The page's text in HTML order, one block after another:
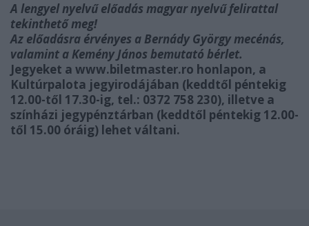
A lengyel nyelvű előadás magyar nyelvű felirattal
tekinthető meg!
Az előadásra érvényes a Bernády György mecénás,
valamint a Kemény János bemutató bérlet.
Jegyeket a www.biletmaster.ro honlapon, a
Kultúrpalota jegyirodájában (keddtől péntekig
12.00-től 17.30-ig, tel.: 0372 758 230), illetve a
színházi jegypénztárban (keddtől péntekig 12.00-
től 15.00 óráig) lehet váltani.